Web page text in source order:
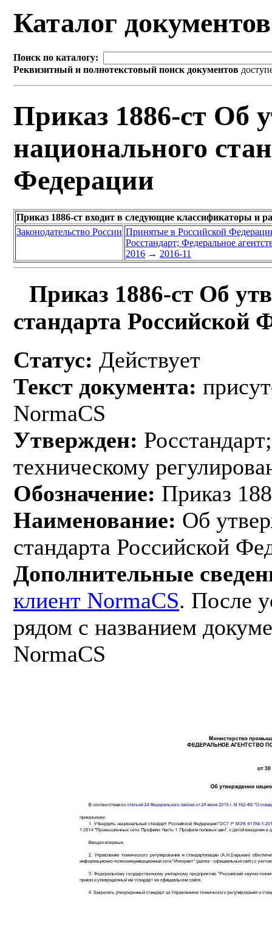
Каталог
Поиск по каталогу:
Реквизитный и полнотекстовый поиск документов
Приказ 1886-ст Об
национального
Федерации
Приказ 1886-ст входит в следующие классификаторы и
Законодательство России Принятые в Российской
Росстандарт; Федеральное
2016 → 2016-11
Приказ 1886-ст Об
стандарта Российской
Статус: Действует
Текст документа:
NormaCS
Утвержден:
техническому
Обозначение: Приказ
Наименование: Об
стандарта Российской
Дополнительные
клиент NormaCS. После
рядом с названием
NormaCS